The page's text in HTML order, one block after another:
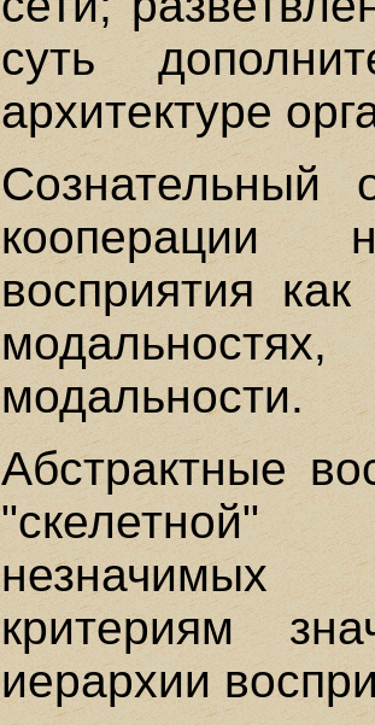
суть
архитектуре
Сознательный
кооперации
восприятия
модальности.
Абстрактные
незначимых
критериям
иерархии